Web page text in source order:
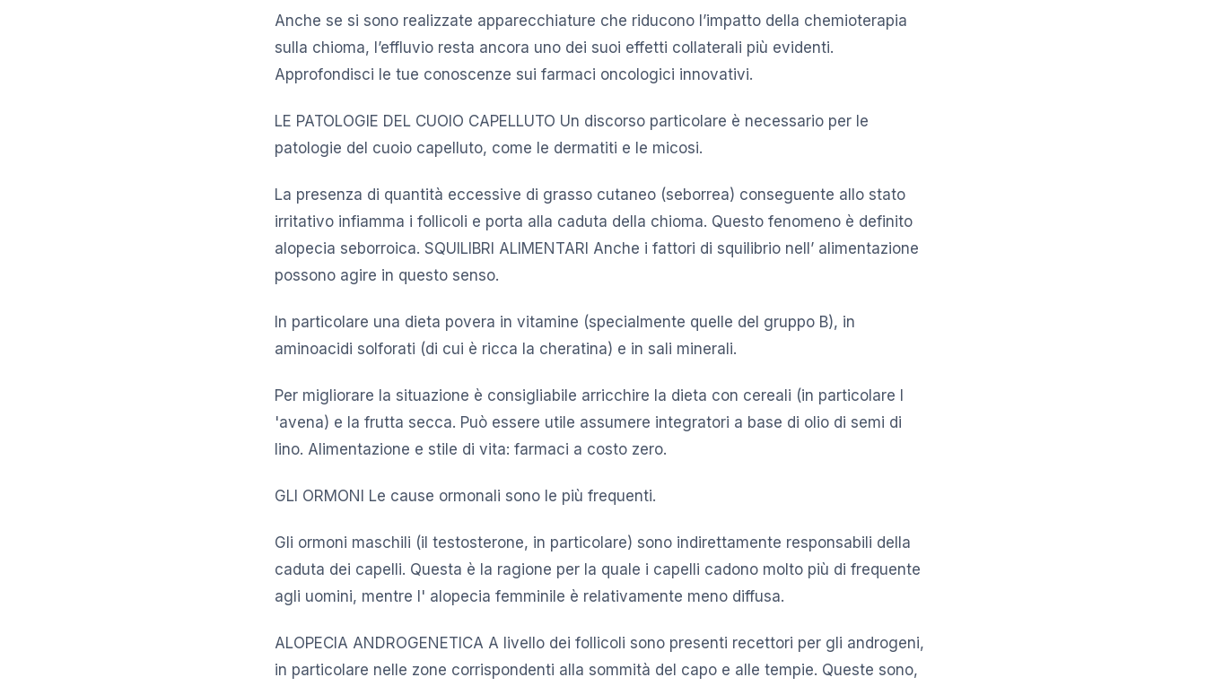
Anche se si sono realizzate apparecchiature che riducono l’impatto della chemioterapia
sulla chioma, l’effluvio resta ancora uno dei suoi effetti collaterali più evidenti.
Approfondisci le tue conoscenze sui farmaci oncologici innovativi.
LE PATOLOGIE DEL CUOIO CAPELLUTO Un discorso particolare è necessario per le
patologie del cuoio capelluto, come le dermatiti e le micosi.
La presenza di quantità eccessive di grasso cutaneo (seborrea) conseguente allo stato
irritativo infiamma i follicoli e porta alla caduta della chioma. Questo fenomeno è definito
alopecia seborroica. SQUILIBRI ALIMENTARI Anche i fattori di squilibrio nell’ alimentazione
possono agire in questo senso.
In particolare una dieta povera in vitamine (specialmente quelle del gruppo B), in
aminoacidi solforati (di cui è ricca la cheratina) e in sali minerali.
Per migliorare la situazione è consigliabile arricchire la dieta con cereali (in particolare l
'avena) e la frutta secca. Può essere utile assumere integratori a base di olio di semi di
lino. Alimentazione e stile di vita: farmaci a costo zero.
GLI ORMONI Le cause ormonali sono le più frequenti.
Gli ormoni maschili (il testosterone, in particolare) sono indirettamente responsabili della
caduta dei capelli. Questa è la ragione per la quale i capelli cadono molto più di frequente
agli uomini, mentre l' alopecia femminile è relativamente meno diffusa.
ALOPECIA ANDROGENETICA A livello dei follicoli sono presenti recettori per gli androgeni,
in particolare nelle zone corrispondenti alla sommità del capo e alle tempie. Queste sono,